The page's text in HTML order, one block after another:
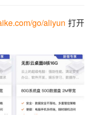
go/aliyun 打开